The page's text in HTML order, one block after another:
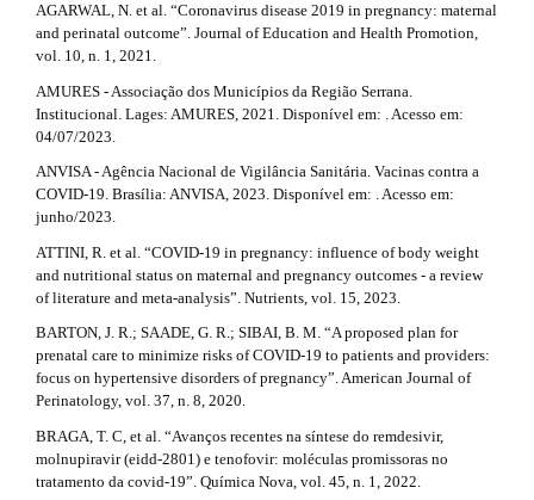
l
e
_
e
n
u
.
s
e
b
a
r
a
p
3
.
a
r
t
i
c
l
e
.
AGARWAL, N. et al. “Coronavirus disease 2019 in pregnancy: maternal
and perinatal outcome”. Journal of Education and Health Promotion,
vol. 10, n. 1, 2021.
AMURES - Associação dos Municípios da Região Serrana.
Institucional. Lages: AMURES, 2021. Disponível em: . Acesso em:
04/07/2023.
ANVISA - Agência Nacional de Vigilância Sanitária. Vacinas contra a
COVID-19. Brasília: ANVISA, 2023. Disponível em: . Acesso em:
junho/2023.
ATTINI, R. et al. “COVID-19 in pregnancy: influence of body weight
and nutritional status on maternal and pregnancy outcomes - a review
of literature and meta-analysis”. Nutrients, vol. 15, 2023.
BARTON, J. R.; SAADE, G. R.; SIBAI, B. M. “A proposed plan for
prenatal care to minimize risks of COVID-19 to patients and providers:
focus on hypertensive disorders of pregnancy”. American Journal of
Perinatology, vol. 37, n. 8, 2020.
BRAGA, T. C, et al. “Avanços recentes na síntese do remdesivir,
molnupiravir (eidd-2801) e tenofovir: moléculas promissoras no
tratamento da covid-19”. Química Nova, vol. 45, n. 1, 2022.